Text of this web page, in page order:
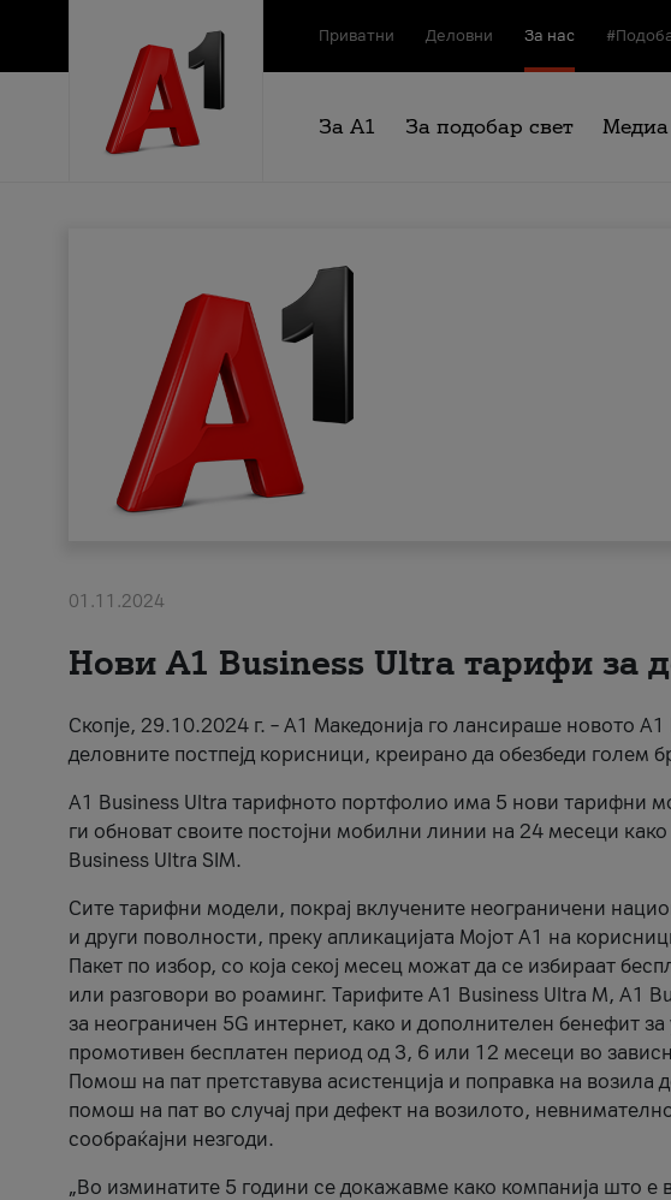
Приватни Деловни За нас
За А1 За подобар свет Медиа
01.11.2024
Нови А1 Business Ultra тарифи за
Скопје, 29.10.2024 г. – А1 Македонија го лансираше новото
деловните постпејд корисници, креирано да обезбеди голем
A1 Business Ultra тарифното портфолио има 5 нови тарифни
ги обноват своите постојни мобилни линии на 24 месеци
Business Ultra SIM.
Сите тарифни модели, покрај вклучените неограничени
и други поволности, преку апликацијата Мојот А1 на
Пакет по избор, со која секој месец можат да се избираат
или разговори во роаминг. Тарифите A1 Business Ultra M, A1
за неограничен 5G интернет, како и дополнителен бенефит
промотивен бесплатен период од 3, 6 или 12 месеци во
Помош на пат претставува асистенција и поправка на
помош на пат во случај при дефект на возилото,
сообраќајни незгоди.
„Во изминатите 5 години се докажавме како компанија што е